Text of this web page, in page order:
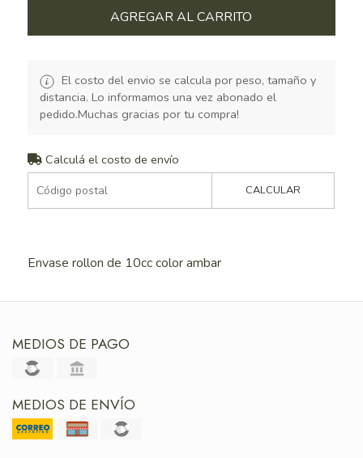
AGREGAR AL CARRITO
El costo del envio se calcula por peso, tamaño y
distancia. Lo informamos una vez abonado el
pedido.Muchas gracias por tu compra!
Calculá el costo de envío
CALCULAR
Envase rollon de 10cc color ambar
MEDIOS DE PAGO
MEDIOS DE ENVÍO